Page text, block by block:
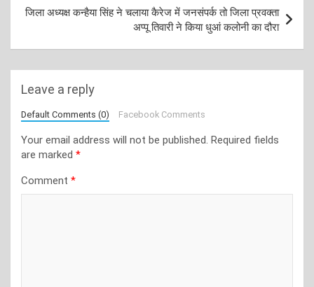
जिला अध्यक्ष कन्हैया सिंह ने चलाया कैरेज में जनसंपर्क तो जिला प्रवक्ता
अप्पू तिवारी ने किया धुआं कलोनी का दौरा
Leave a reply
Default Comments (0) Facebook Comments
Your email address will not be published. Required fields
are marked *
Comment *